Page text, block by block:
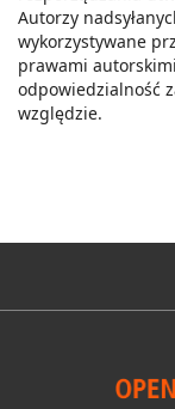
Autorzy
wykorzystywane
prawami
odpowiedzialność
względzie.